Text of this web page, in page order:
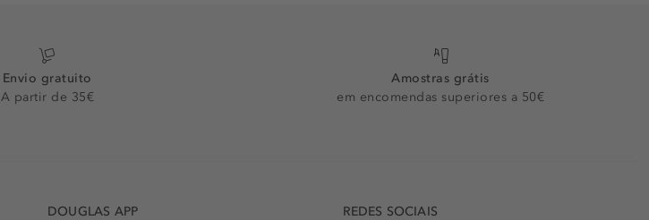
Envio gratuito
A partir de 35€
Amostras grátis
em encomendas superiores a 50€
DOUGLAS APP REDES SOCIAIS